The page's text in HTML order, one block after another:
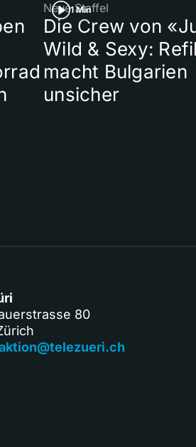
1 Min
Neue Staffel
Die Crew von
Wild & Sexy:
macht Bulgarien
unsicher
80